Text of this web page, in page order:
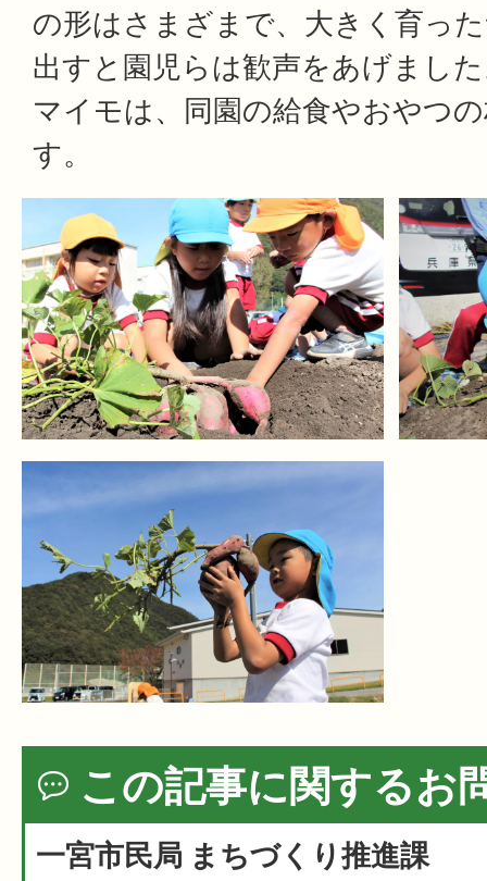
の形はさまざまで、大きく育っ
出すと園児らは歓声をあげまし
マイモは、同園の給食やおやつ
す。
この記事に関するお
一宮市民局 まちづくり推進課